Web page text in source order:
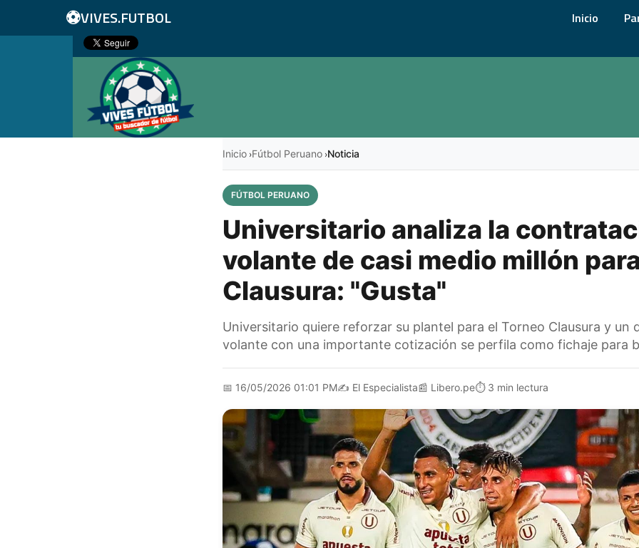
⚽VIVES.FUTBOL Inicio
Inicio ›Fútbol Peruano ›Noticia
FÚTBOL PERUANO
Universitario analiza la
volante de casi medio millón
Clausura: "Gusta"
Universitario quiere reforzar su plantel para el Torneo Clausura y un
volante con una importante cotización se perfila como fichaje para
📅 16/05/2026 01:01 PM✍️ El Especialista📰 Libero.pe⏱️ 3 min lectura